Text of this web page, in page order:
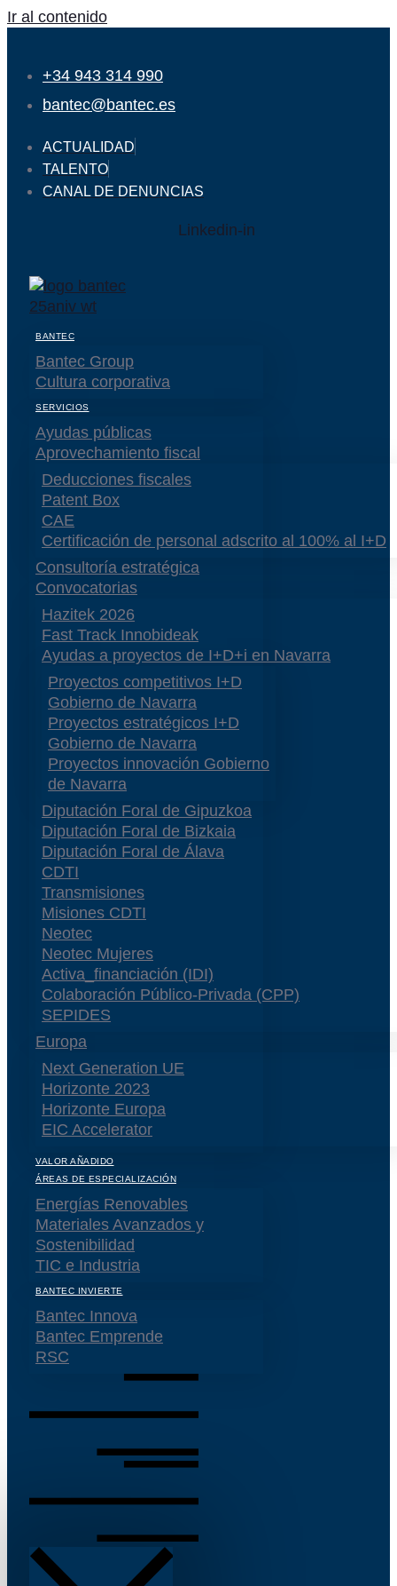
Ir al contenido
+34 943 314 990
bantec@bantec.es
ACTUALIDAD
TALENTO
CANAL DE DENUNCIAS
Linkedin-in
BANTEC
Bantec Group
Cultura corporativa
SERVICIOS
Ayudas públicas
Aprovechamiento fiscal
Deducciones fiscales
Patent Box
CAE
Certificación de personal adscrito al 100% al I+D
Consultoría estratégica
Convocatorias
Hazitek 2026
Fast Track Innobideak
Ayudas a proyectos de I+D+i en Navarra
Proyectos competitivos I+D
Gobierno de Navarra
Proyectos estratégicos I+D
Gobierno de Navarra
Proyectos innovación Gobierno
de Navarra
Diputación Foral de Gipuzkoa
Diputación Foral de Bizkaia
Diputación Foral de Álava
CDTI
Transmisiones
Misiones CDTI
Neotec
Neotec Mujeres
Activa_financiación (IDI)
Colaboración Público-Privada (CPP)
SEPIDES
Europa
Next Generation UE
Horizonte 2023
Horizonte Europa
EIC Accelerator
VALOR AÑADIDO
ÁREAS DE ESPECIALIZACIÓN
Energías Renovables
Materiales Avanzados y
Sostenibilidad
TIC e Industria
BANTEC INVIERTE
Bantec Innova
Bantec Emprende
RSC